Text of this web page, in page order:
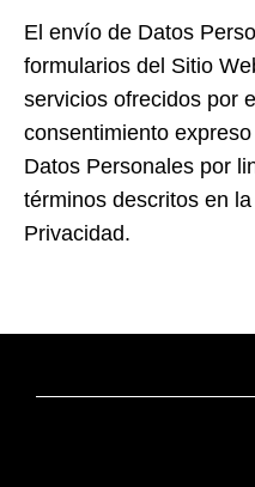
El envío de Datos
formularios del Sitio
servicios ofrecidos por
consentimiento
Datos Personales por
términos descritos en
Privacidad.